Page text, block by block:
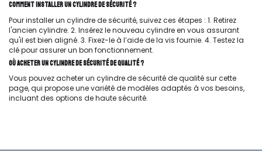
COMMENT INSTALLER UN CYLINDRE DE SÉCURITÉ ?
Pour installer un cylindre de sécurité, suivez ces étapes : 1. Retirez
l'ancien cylindre. 2. Insérez le nouveau cylindre en vous assurant
qu'il est bien aligné. 3. Fixez-le à l’aide de la vis fournie. 4. Testez la
clé pour assurer un bon fonctionnement.
OÙ ACHETER UN CYLINDRE DE SÉCURITÉ DE QUALITÉ ?
Vous pouvez acheter un cylindre de sécurité de qualité sur cette
page, qui propose une variété de modèles adaptés à vos besoins,
incluant des options de haute sécurité.